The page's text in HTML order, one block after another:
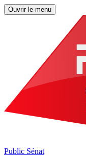
Ouvrir le menu
Public Sénat